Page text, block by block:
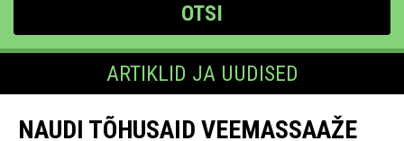
OTSI
ARTIKLID JA UUDISED
NAUDI TÕHUSAID VEEMASSAAŽE